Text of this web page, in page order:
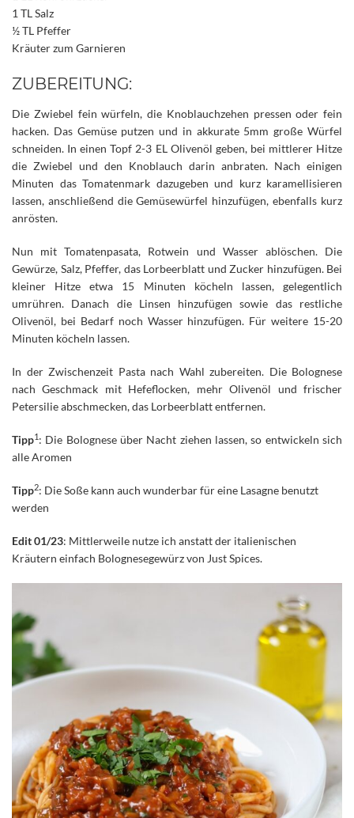
1 TL Salz
½ TL Pfeffer
Kräuter zum Garnieren
ZUBEREITUNG:
Die Zwiebel fein würfeln, die Knoblauchzehen pressen oder fein
hacken. Das Gemüse putzen und in akkurate 5mm große Würfel
schneiden. In einen Topf 2-3 EL Olivenöl geben, bei mittlerer Hitze
die Zwiebel und den Knoblauch darin anbraten. Nach einigen
Minuten das Tomatenmark dazugeben und kurz karamellisieren
lassen, anschließend die Gemüsewürfel hinzufügen, ebenfalls kurz
anrösten.
Nun mit Tomatenpasata, Rotwein und Wasser ablöschen. Die
Gewürze, Salz, Pfeffer, das Lorbeerblatt und Zucker hinzufügen. Bei
kleiner Hitze etwa 15 Minuten köcheln lassen, gelegentlich
umrühren. Danach die Linsen hinzufügen sowie das restliche
Olivenöl, bei Bedarf noch Wasser hinzufügen. Für weitere 15-20
Minuten köcheln lassen.
In der Zwischenzeit Pasta nach Wahl zubereiten. Die Bolognese
nach Geschmack mit Hefeflocken, mehr Olivenöl und frischer
Petersilie abschmecken, das Lorbeerblatt entfernen.
Tipp1: Die Bolognese über Nacht ziehen lassen, so entwickeln sich
alle Aromen
Tipp2: Die Soße kann auch wunderbar für eine Lasagne benutzt
werden
Edit 01/23: Mittlerweile nutze ich anstatt der italienischen
Kräutern einfach Bolognesegewürz von Just Spices.